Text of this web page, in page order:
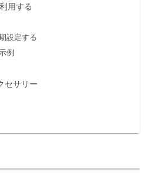
用する
設定する
例
セサリー